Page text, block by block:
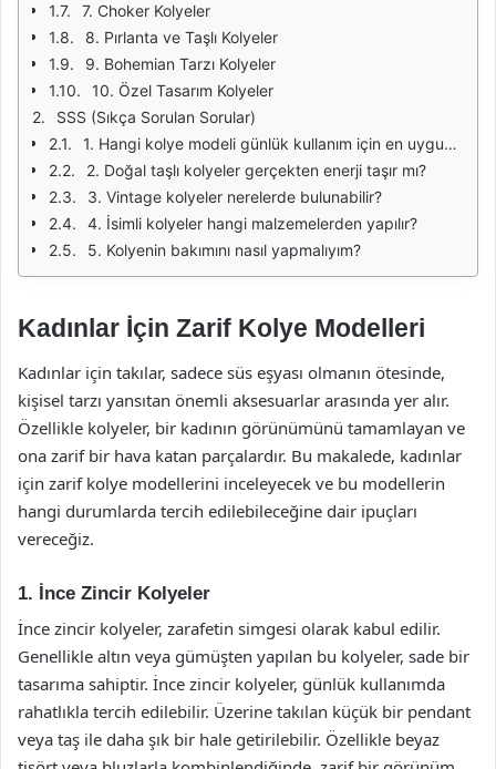
7. Choker Kolyeler
8. Pırlanta ve Taşlı Kolyeler
9. Bohemian Tarzı Kolyeler
10. Özel Tasarım Kolyeler
SSS (Sıkça Sorulan Sorular)
1. Hangi kolye modeli günlük kullanım için en uygundur?
2. Doğal taşlı kolyeler gerçekten enerji taşır mı?
3. Vintage kolyeler nerelerde bulunabilir?
4. İsimli kolyeler hangi malzemelerden yapılır?
5. Kolyenin bakımını nasıl yapmalıyım?
Kadınlar İçin Zarif Kolye Modelleri
Kadınlar için takılar, sadece süs eşyası olmanın ötesinde,
kişisel tarzı yansıtan önemli aksesuarlar arasında yer alır.
Özellikle kolyeler, bir kadının görünümünü tamamlayan ve
ona zarif bir hava katan parçalardır. Bu makalede, kadınlar
için zarif kolye modellerini inceleyecek ve bu modellerin
hangi durumlarda tercih edilebileceğine dair ipuçları
vereceğiz.
1. İnce Zincir Kolyeler
İnce zincir kolyeler, zarafetin simgesi olarak kabul edilir.
Genellikle altın veya gümüşten yapılan bu kolyeler, sade bir
tasarıma sahiptir. İnce zincir kolyeler, günlük kullanımda
rahatlıkla tercih edilebilir. Üzerine takılan küçük bir pendant
veya taş ile daha şık bir hale getirilebilir. Özellikle beyaz